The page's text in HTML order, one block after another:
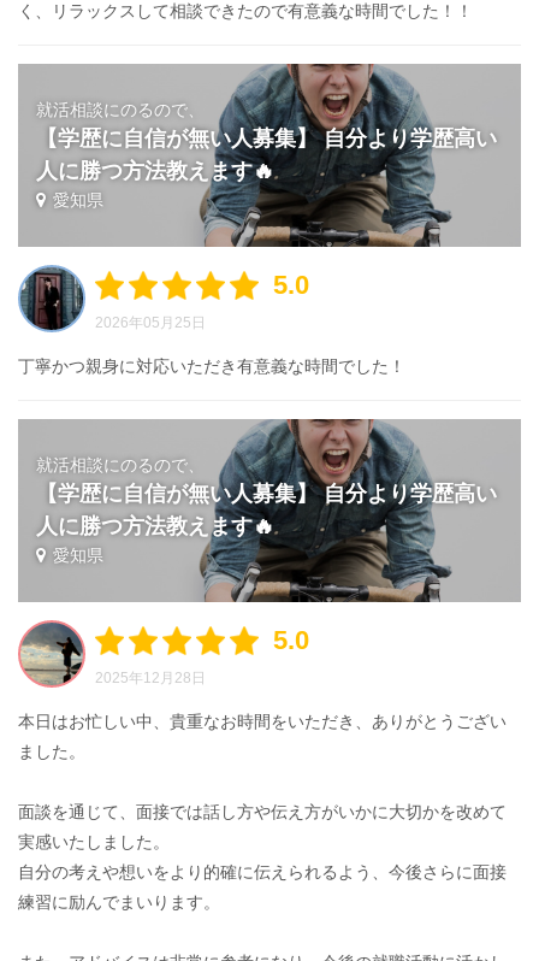
く、リラックスして相談できたので有意義な時間でした！！
就活相談にのるので、
【学歴に自信が無い人募集】 自分より学歴高い
人に勝つ方法教えます🔥
愛知県
5.0
2026年05月25日
丁寧かつ親身に対応いただき有意義な時間でした！
就活相談にのるので、
【学歴に自信が無い人募集】 自分より学歴高い
人に勝つ方法教えます🔥
愛知県
5.0
2025年12月28日
本日はお忙しい中、貴重なお時間をいただき、ありがとうござい
ました。
面談を通じて、面接では話し方や伝え方がいかに大切かを改めて
実感いたしました。
自分の考えや想いをより的確に伝えられるよう、今後さらに面接
練習に励んでまいります。